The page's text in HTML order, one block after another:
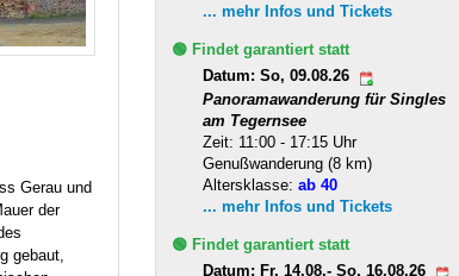
Gerau und
der
gebaut,
... mehr Infos und Tickets
🟢 Findet garantiert statt
Datum: So, 09.08.26
Panoramawanderung für Singles
am Tegernsee
Zeit: 11:00 - 17:15 Uhr
Genußwanderung (8 km)
Altersklasse:ab 40
... mehr Infos und Tickets
🟢 Findet garantiert statt
Datum: Fr, 14.08.- So, 16.08.26